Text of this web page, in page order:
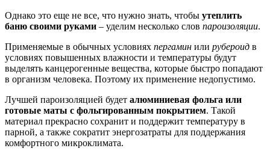
Однако это еще не все, что нужно знать, чтобы утеплить
баню своими руками – уделим несколько слов пароизоляции.
Применяемые в обычных условиях пергамин или рубероид в
условиях повышенных влажности и температуры будут
выделять канцерогенные вещества, которые быстро попадают
в организм человека. Поэтому их применение недопустимо.
Лучшей пароизоляцией будет алюминиевая фольга или
готовые маты с фольгированным покрытием. Такой
материал прекрасно сохранит и поддержит температуру в
парной, а также сократит энергозатраты для поддержания
комфортного микроклимата.